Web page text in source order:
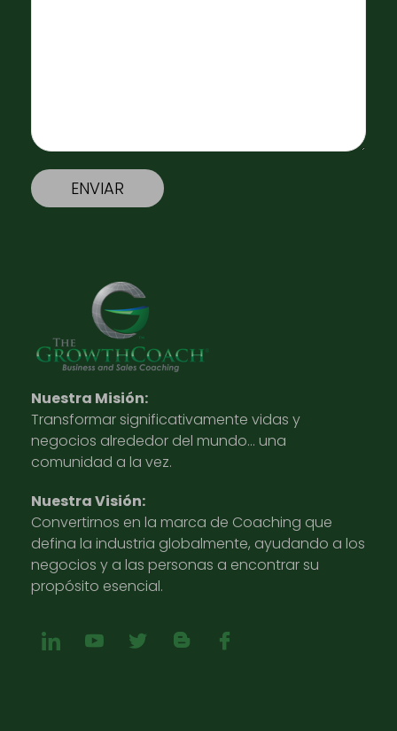
Nuestra Misión:
Transformar significativamente vidas y
negocios alrededor del mundo… una
comunidad a la vez.
Nuestra Visión:
Convertirnos en la marca de Coaching que
defina la industria globalmente, ayudando a los
negocios y a las personas a encontrar su
propósito esencial.